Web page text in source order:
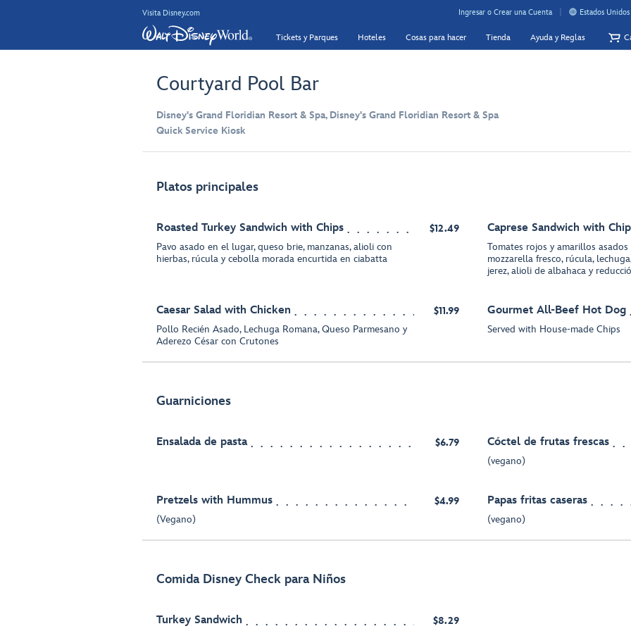
Visita Disney.com Ingresar o Crear una Cuenta Estados
Tickets y Parques Hoteles Cosas para hacer Tienda Ayuda y Reglas
Courtyard Pool Bar
Disney's Grand Floridian Resort & Spa, Disney's Grand Floridian Resort & Spa
Quick Service Kiosk
Platos principales
Roasted Turkey Sandwich with Chips
Pavo asado en el lugar, queso brie, manzanas, alioli con
hierbas, rúcula y cebolla morada encurtida en ciabatta
$12.49 Caprese Sandwich with
Tomates rojos y amarillos
mozzarella fresco, rúcula,
jerez, alioli de albahaca y
Caesar Salad with Chicken
Pollo Recién Asado, Lechuga Romana, Queso Parmesano y
Aderezo César con Crutones
$11.99 Gourmet All-Beef Hot Dog
Served with House-made Chips
Guarniciones
Ensalada de pasta $6.79 Cóctel de frutas frescas
(vegano)
Pretzels with Hummus
(Vegano)
$4.99 Papas fritas caseras
(vegano)
Comida Disney Check para Niños
Turkey Sandwich $8.29